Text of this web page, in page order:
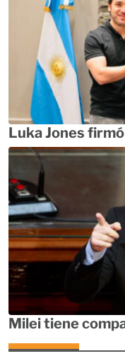
Luka Jones
Milei tiene